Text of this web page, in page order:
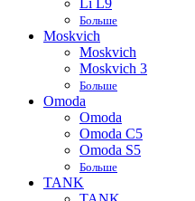
Li L9
Больше
Moskvich
Moskvich
Moskvich 3
Больше
Omoda
Omoda
Omoda C5
Omoda S5
Больше
TANK